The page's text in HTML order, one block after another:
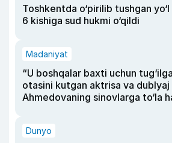
Toshkentda o‘pirilib tushgan
6 kishiga sud hukmi o‘qildi
Madaniyat
“U boshqalar baxti uchun
otasini kutgan aktrisa va dublyaj
Ahmedovaning sinovlarga to‘la
Dunyo